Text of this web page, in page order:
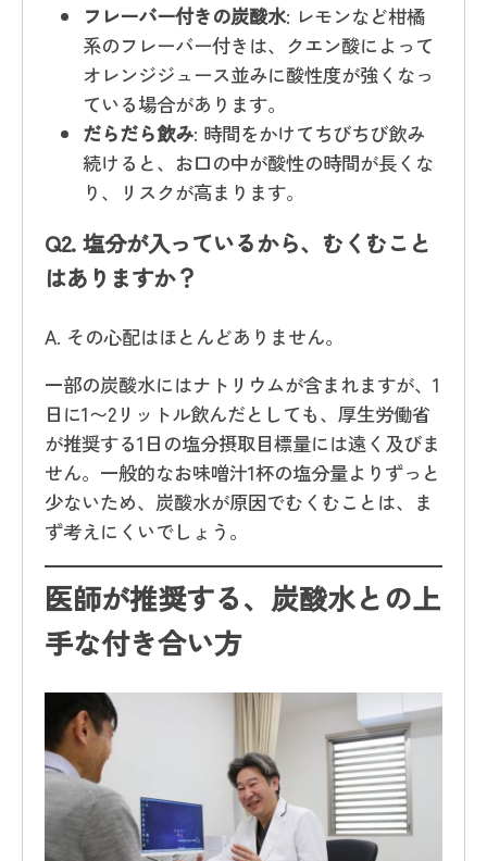
フレーバー付きの炭酸水: レモンなど柑橘
系のフレーバー付きは、クエン酸によって
オレンジジュース並みに酸性度が強くなっ
ている場合があります。
だらだら飲み: 時間をかけてちびちび飲み
続けると、お口の中が酸性の時間が長くな
り、リスクが高まります。
Q2. 塩分が入っているから、むくむこと
はありますか？
A. その心配はほとんどありません。
一部の炭酸水にはナトリウムが含まれますが、1
日に1〜2リットル飲んだとしても、厚生労働省
が推奨する1日の塩分摂取目標量には遠く及びま
せん。一般的なお味噌汁1杯の塩分量よりずっと
少ないため、炭酸水が原因でむくむことは、ま
ず考えにくいでしょう。
医師が推奨する、炭酸水との上
手な付き合い方